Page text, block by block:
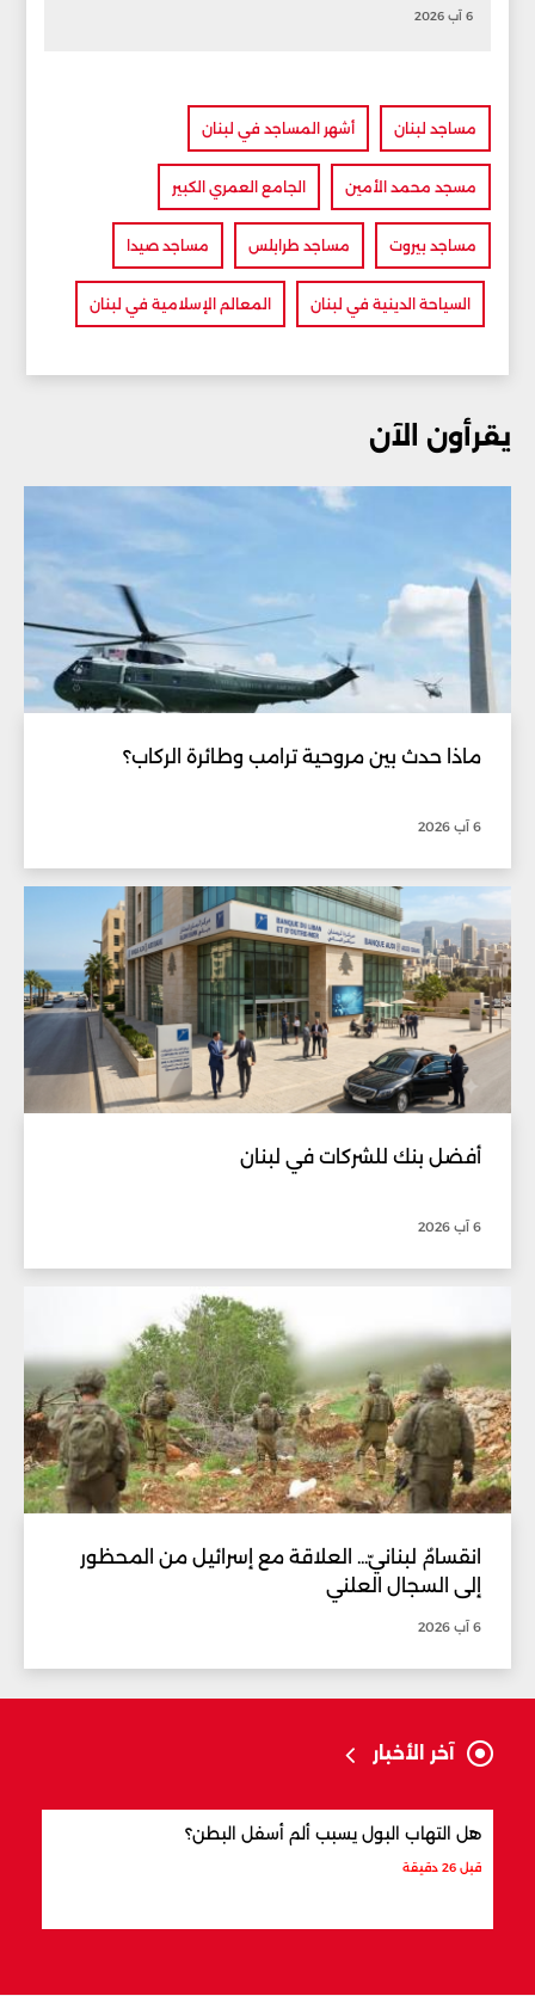
6 آب 2026
مساجد لبنان أشهر المساجد في لبنان
مسجد محمد الأمين الجامع العمري الكبير
مساجد بيروت مساجد طرابلس مساجد صيدا
السياحة الدينية في لبنان المعالم الإسلامية في لبنان
يقرأون الآن
ماذا حدث بين مروحية ترامب وطائرة الركاب؟
6 آب 2026
أفضل بنك للشركات في لبنان
6 آب 2026
انقسامٌ لبنانيّ... العلاقة مع إسرائيل من المحظور
إلى السجال العلني
6 آب 2026
آخر الأخبار
هل التهاب البول يسبب ألم أسفل البطن؟
قبل 26 دقيقة